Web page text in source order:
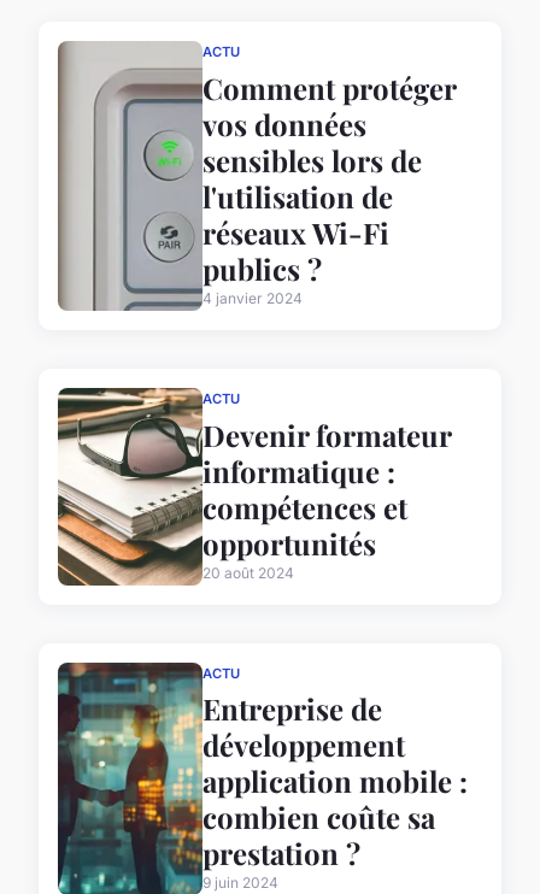
ACTU
Comment protéger
vos données
sensibles lors de
l'utilisation de
réseaux Wi-Fi
publics ?
4 janvier 2024
ACTU
Devenir formateur
informatique :
compétences et
opportunités
20 août 2024
ACTU
Entreprise de
développement
application mobile :
combien coûte sa
prestation ?
9 juin 2024